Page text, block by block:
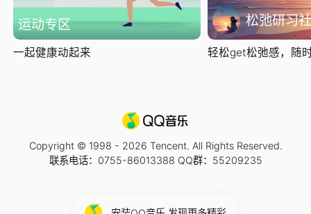
运动专区
一起健康动起来
松弛研习社
轻松get松弛感，随
Copyright © 1998 - 2026 Tencent. All Rights Reserved.
联系电话：0755-86013388 QQ群：55209235